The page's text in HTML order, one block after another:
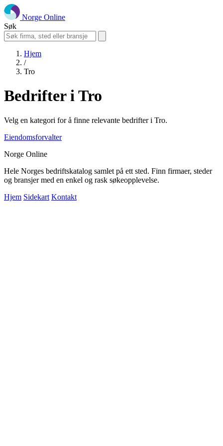
Norge Online
Søk
Hjem
/
Tro
Bedrifter i Tro
Velg en kategori for å finne relevante bedrifter i Tro.
Eiendomsforvalter
Norge Online
Hele Norges bedriftskatalog samlet på ett sted. Finn firmaer, steder
og bransjer med en enkel og rask søkeopplevelse.
Hjem Sidekart Kontakt